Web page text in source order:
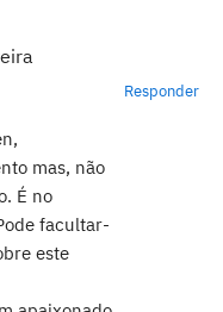
Responder
mas, não
É no
facultar-
este